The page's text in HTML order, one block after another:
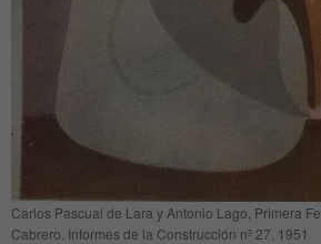
Carlos Pascual de Lara y Antonio Lago, Primera
Cabrero. Informes de la Construcción nº 27, 1951